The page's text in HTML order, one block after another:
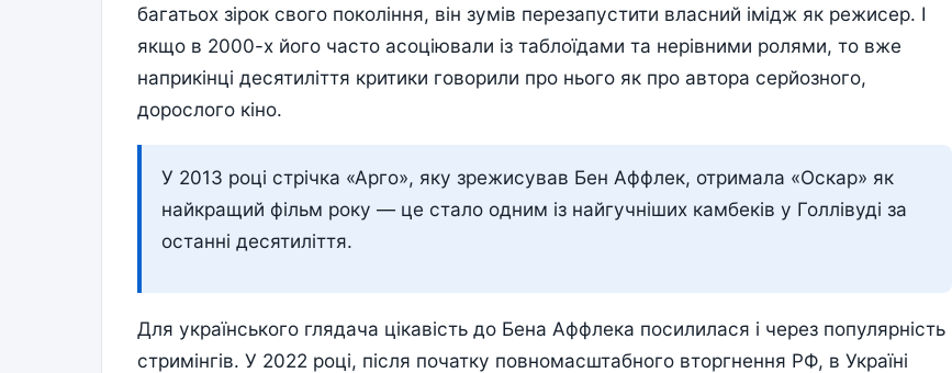
багатьох зірок свого покоління, він зумів перезапустити власний імідж як режисер. І
якщо в 2000-х його часто асоціювали із таблоїдами та нерівними ролями, то вже
наприкінці десятиліття критики говорили про нього як про автора серйозного,
дорослого кіно.
У 2013 році стрічка «Арго», яку зрежисував Бен Аффлек, отримала «Оскар» як
найкращий фільм року — це стало одним із найгучніших камбеків у Голлівуді за
останні десятиліття.
Для українського глядача цікавість до Бена Аффлека посилилася і через популярність
стримінгів. У 2022 році, після початку повномасштабного вторгнення РФ, в Україні